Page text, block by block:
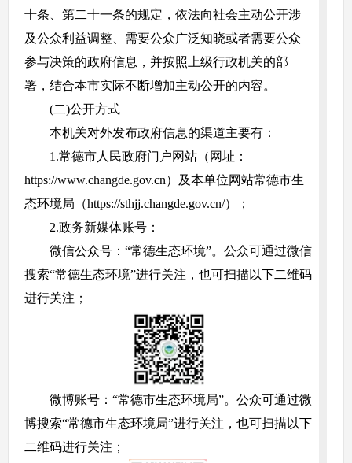
十条、第二十一条的规定，依法向社会主动公开涉
及公众利益调整、需要公众广泛知晓或者需要公众
参与决策的政府信息，并按照上级行政机关的部
署，结合本市实际不断增加主动公开的内容。
(二)公开方式
本机关对外发布政府信息的渠道主要有：
1.常德市人民政府门户网站（网址：
https://www.changde.gov.cn）及本单位网站常德市生
态环境局（https://sthjj.changde.gov.cn/）；
2.政务新媒体账号：
微信公众号：“常德生态环境”。公众可通过微信
搜索“常德生态环境”进行关注，也可扫描以下二维码
进行关注；
微博账号：“常德市生态环境局”。公众可通过微
博搜索“常德市生态环境局”进行关注，也可扫描以下
二维码进行关注；